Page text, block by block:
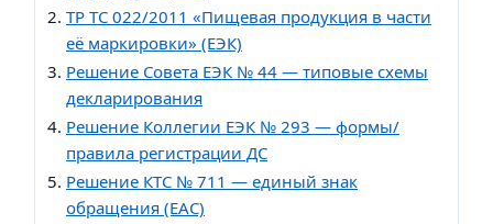
ТР ТС 022/2011 «Пищевая продукция в части
её маркировки» (ЕЭК)
Решение Совета ЕЭК № 44 — типовые схемы
декларирования
Решение Коллегии ЕЭК № 293 — формы/
правила регистрации ДС
Решение КТС № 711 — единый знак
обращения (EAC)